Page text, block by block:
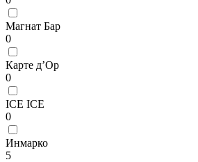
Магнат Бар
0
Карте д’Ор
0
ICE ICE
0
Инмарко
5